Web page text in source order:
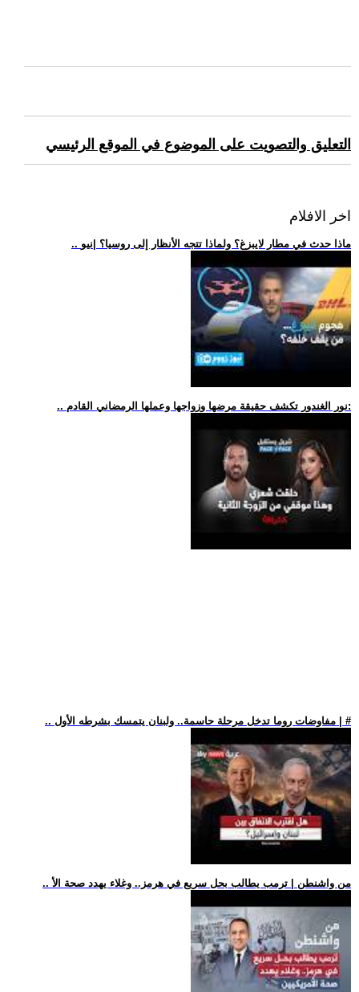
التعليق والتصويت على الموضوع في الموقع الرئيسي
اخر الافلام
.. ماذا حدث في مطار لايبزغ؟ ولماذا تتجه الأنظار إلى روسيا؟ |نيو
.. نور الغندور تكشف حقيقة مرضها وزواجها وعملها الرمضاني القادم:
.. مفاوضات روما تدخل مرحلة حاسمة.. ولبنان يتمسك بشرطه الأول | #
.. من واشنطن | ترمب يطالب بحل سريع في هرمز.. وغلاء يهدد صحة الأ